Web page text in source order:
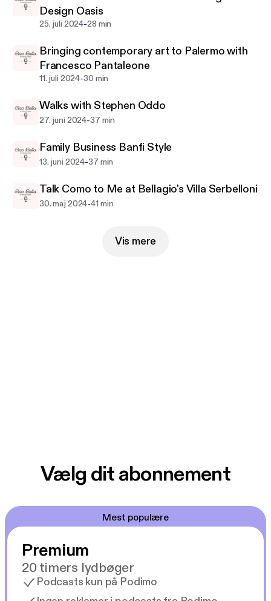
Design Oasis
25. juli 2024-28 min
Bringing contemporary art to Palermo with
Francesco Pantaleone
11. juli 2024-30 min
Walks with Stephen Oddo
27. juni 2024-37 min
Family Business Banfi Style
13. juni 2024-37 min
Talk Como to Me at Bellagio's Villa Serbelloni
30. maj 2024-41 min
Vis mere
Vælg dit abonnement
Mest populære
Premium
20 timers lydbøger
Podcasts kun på Podimo